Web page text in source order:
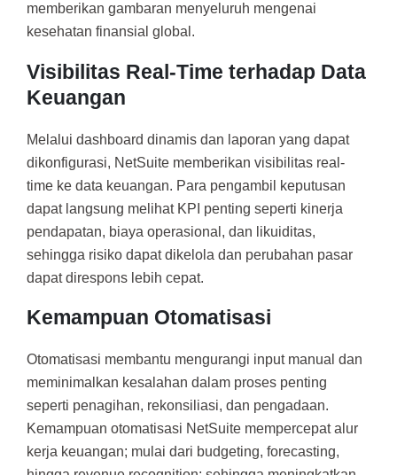
memberikan gambaran menyeluruh mengenai
kesehatan finansial global.
Visibilitas Real-Time terhadap Data
Keuangan
Melalui dashboard dinamis dan laporan yang dapat
dikonfigurasi, NetSuite memberikan visibilitas real-
time ke data keuangan. Para pengambil keputusan
dapat langsung melihat KPI penting seperti kinerja
pendapatan, biaya operasional, dan likuiditas,
sehingga risiko dapat dikelola dan perubahan pasar
dapat direspons lebih cepat.
Kemampuan Otomatisasi
Otomatisasi membantu mengurangi input manual dan
meminimalkan kesalahan dalam proses penting
seperti penagihan, rekonsiliasi, dan pengadaan.
Kemampuan otomatisasi NetSuite mempercepat alur
kerja keuangan; mulai dari budgeting, forecasting,